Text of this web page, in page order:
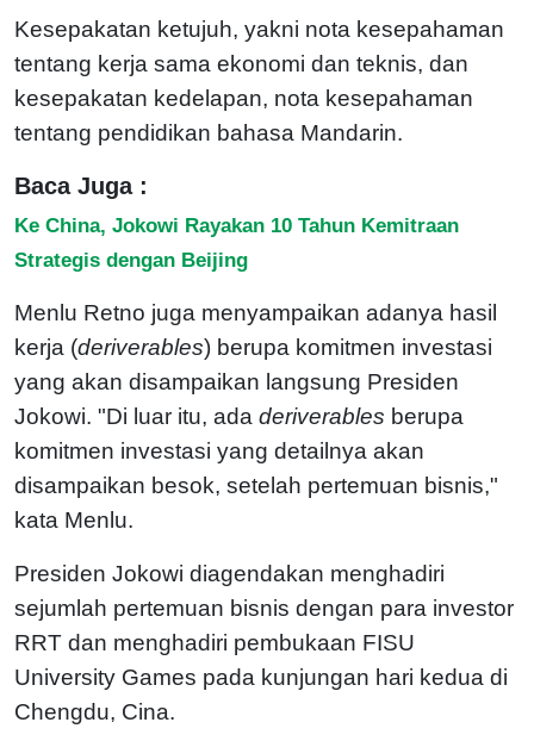
Kesepakatan ketujuh, yakni nota kesepahaman
tentang kerja sama ekonomi dan teknis, dan
kesepakatan kedelapan, nota kesepahaman
tentang pendidikan bahasa Mandarin.
Baca Juga :
Ke China, Jokowi Rayakan 10 Tahun Kemitraan
Strategis dengan Beijing
Menlu Retno juga menyampaikan adanya hasil
kerja (deriverables) berupa komitmen investasi
yang akan disampaikan langsung Presiden
Jokowi. "Di luar itu, ada deriverables berupa
komitmen investasi yang detailnya akan
disampaikan besok, setelah pertemuan bisnis,"
kata Menlu.
Presiden Jokowi diagendakan menghadiri
sejumlah pertemuan bisnis dengan para investor
RRT dan menghadiri pembukaan FISU
University Games pada kunjungan hari kedua di
Chengdu, Cina.